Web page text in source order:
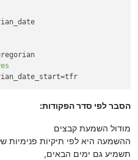
=tfr
הסבר לפי סדר הפקודות:
מודול השמעת קבצים
ההשמעה היא לפי תיקיות פנימיות
תשמיע גם ימים הבאים,